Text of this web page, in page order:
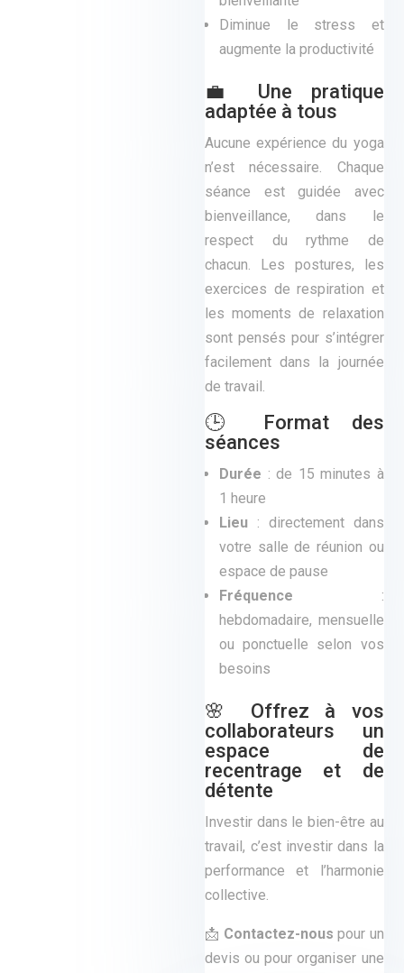
Diminue le stress et
augmente la productivité
💼 Une pratique
adaptée à tous
Aucune expérience du yoga
n’est nécessaire. Chaque
séance est guidée avec
bienveillance, dans le
respect du rythme de
chacun. Les postures, les
exercices de respiration et
les moments de relaxation
sont pensés pour s’intégrer
facilement dans la journée
de travail.
🕒 Format des
séances
Durée : de 15 minutes à
1 heure
Lieu : directement dans
votre salle de réunion ou
espace de pause
Fréquence :
hebdomadaire, mensuelle
ou ponctuelle selon vos
besoins
🌸 Offrez à vos
collaborateurs un
espace de
recentrage et de
détente
Investir dans le bien-être au
travail, c’est investir dans la
performance et l’harmonie
collective.
📩 Contactez-nous pour un
devis ou pour organiser une